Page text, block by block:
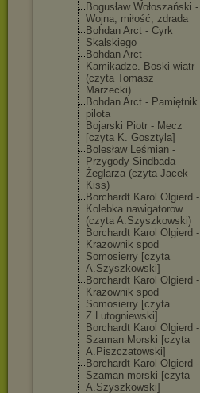
Bogusław Wołoszański -
Wojna, miłość, zdrada
Bohdan Arct - Cyrk
Skalskiego
Bohdan Arct -
Kamikadze. Boski wiatr
(czyta Tomasz
Marzecki)
Bohdan Arct - Pamiętnik
pilota
Bojarski Piotr - Mecz
[czyta K. Gosztyla]
Bolesław Leśmian -
Przygody Sindbada
Żeglarza (czyta Jacek
Kiss)
Borchardt Karol Olgierd -
Kolebka nawigatorow
(czyta A.Szyszkowski)
Borchardt Karol Olgierd -
Krazownik spod
Somosierry [czyta
A.Szyszkowski]
Borchardt Karol Olgierd -
Krazownik spod
Somosierry [czyta
Z.Lutogniewski]
Borchardt Karol Olgierd -
Szaman Morski [czyta
A.Piszczatowski]
Borchardt Karol Olgierd -
Szaman morski [czyta
A.Szyszkowski]